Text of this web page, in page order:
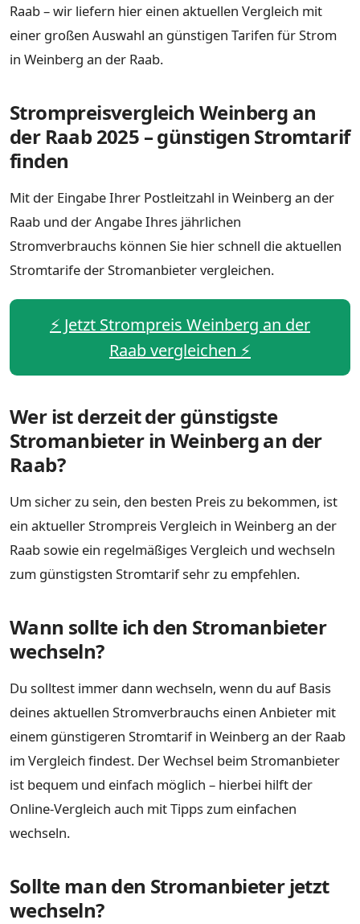
Raab – wir liefern hier einen aktuellen Vergleich mit
einer großen Auswahl an günstigen Tarifen für Strom
in Weinberg an der Raab.
Strompreisvergleich Weinberg an
der Raab 2025 – günstigen Stromtarif
finden
Mit der Eingabe Ihrer Postleitzahl in Weinberg an der
Raab und der Angabe Ihres jährlichen
Stromverbrauchs können Sie hier schnell die aktuellen
Stromtarife der Stromanbieter vergleichen.
⚡️ Jetzt Strompreis Weinberg an der
Raab vergleichen ⚡️
Wer ist derzeit der günstigste
Stromanbieter in Weinberg an der
Raab?
Um sicher zu sein, den besten Preis zu bekommen, ist
ein aktueller Strompreis Vergleich in Weinberg an der
Raab sowie ein regelmäßiges Vergleich und wechseln
zum günstigsten Stromtarif sehr zu empfehlen.
Wann sollte ich den Stromanbieter
wechseln?
Du solltest immer dann wechseln, wenn du auf Basis
deines aktuellen Stromverbrauchs einen Anbieter mit
einem günstigeren Stromtarif in Weinberg an der Raab
im Vergleich findest. Der Wechsel beim Stromanbieter
ist bequem und einfach möglich – hierbei hilft der
Online-Vergleich auch mit Tipps zum einfachen
wechseln.
Sollte man den Stromanbieter jetzt
wechseln?